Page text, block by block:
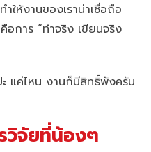
ำให้งานของเราน่าเชื่อถือ
คือการ “ทำจริง เขียนจริง
แค่ไหน งานก็มีสิทธิ์พังครับ
วิจัยที่น้องๆ